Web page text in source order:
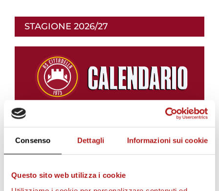
Consenso Dettagli Informazioni sui cookie
Questo sito web utilizza i cookie
STAGIONE 2026/27